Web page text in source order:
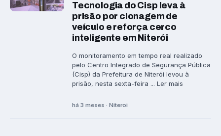
Tecnologia do Cisp leva à
prisão por clonagem de
veículo e reforça cerco
inteligente em Niterói
O monitoramento em tempo real realizado
pelo Centro Integrado de Segurança Pública
(Cisp) da Prefeitura de Niterói levou à
prisão, nesta sexta-feira ... Ler mais
há 3 meses · Niteroi